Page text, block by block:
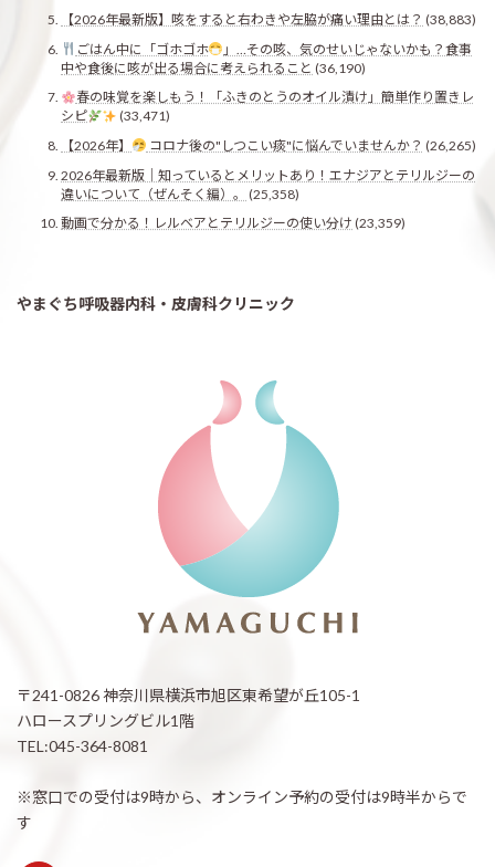
【2026年最新版】咳をすると右わきや左脇が痛い理由とは？ (38,883)
ごはん中に「ゴホゴホ
」…その咳、気のせいじゃないかも？食事
中や食後に咳が出る場合に考えられること (36,190)
春の味覚を楽しもう！「ふきのとうのオイル漬け」簡単作り置きレ
シピ
(33,471)
【2026年】
コロナ後の"しつこい痰"に悩んでいませんか？ (26,265)
2026年最新版｜知っているとメリットあり！エナジアとテリルジーの
違いについて（ぜんそく編）。
(25,358)
動画で分かる！レルベアとテリルジーの使い分け (23,359)
やまぐち呼吸器内科・皮膚科クリニック
〒241-0826 神奈川県横浜市旭区東希望が丘105-1
ハロースプリングビル1階
TEL:045-364-8081
※窓口での受付は9時から、オンライン予約の受付は9時半からで
す